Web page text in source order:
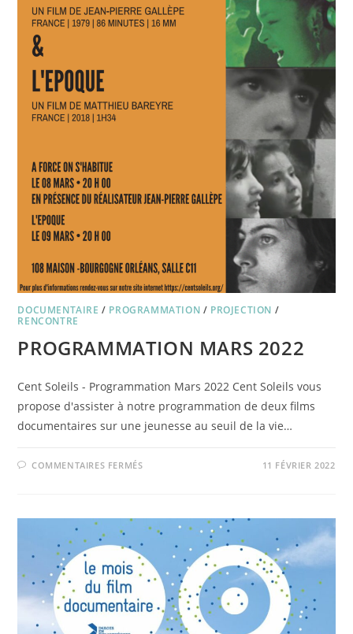
DOCUMENTAIRE / PROGRAMMATION / PROJECTION /
RENCONTRE
PROGRAMMATION MARS 2022
Cent Soleils - Programmation Mars 2022 Cent Soleils vous
propose d'assister à notre programmation de deux films
documentaires sur une jeunesse au seuil de la vie…
COMMENTAIRES FERMÉSSUR 11 FÉVRIER 2022